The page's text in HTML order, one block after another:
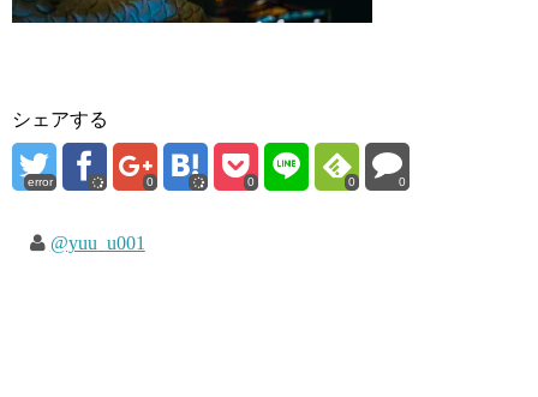
シェアする
error 0 0 0 0
@yuu_u001